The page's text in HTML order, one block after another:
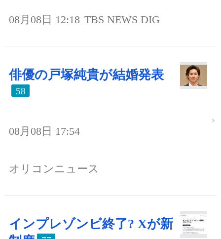
08月08日 12:18 TBS NEWS DIG
俳優の戸塚純貴が結婚発表
58
08月08日 17:54
オリコンニュース
インプレゾンビ終了? Xが新